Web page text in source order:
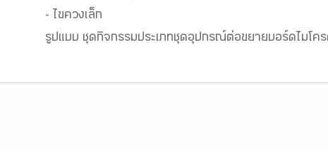
- ไขควงเล็ก
รูปแบบ ชุดกิจกรรมประเภทชุดอุปกรณ์ต่อขยายบอร์ดไมโค